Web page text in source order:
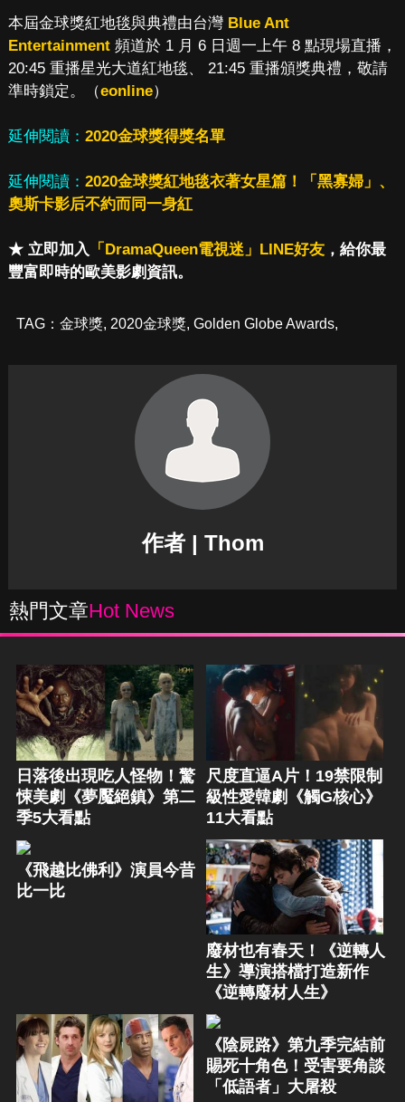
本屆金球獎紅地毯與典禮由台灣 Blue Ant
Entertainment 頻道於 1 月 6 日週一上午 8 點現場直播，
20:45 重播星光大道紅地毯、 21:45 重播頒獎典禮，敬請
準時鎖定。（eonline）
延伸閱讀： 2020金球獎得獎名單
延伸閱讀： 2020金球獎紅地毯衣著女星篇！「黑寡婦」、
奧斯卡影后不約而同一身紅
★ 立即加入 「DramaQueen電視迷」LINE好友，給你最
豐富即時的歐美影劇資訊。
TAG： 金球獎, 2020金球獎, Golden Globe Awards,
作者 | Thom
熱門文章Hot News
日落後出現吃人怪物！驚
悚美劇《夢魘絕鎮》第二
季5大看點
尺度直逼A片！19禁限制
級性愛韓劇《觸G核心》
11大看點
《飛越比佛利》演員今昔
比一比
廢材也有春天！《逆轉人
生》導演搭檔打造新作
《逆轉廢材人生》
《陰屍路》第九季完結前
賜死十角色！受害要角談
「低語者」大屠殺